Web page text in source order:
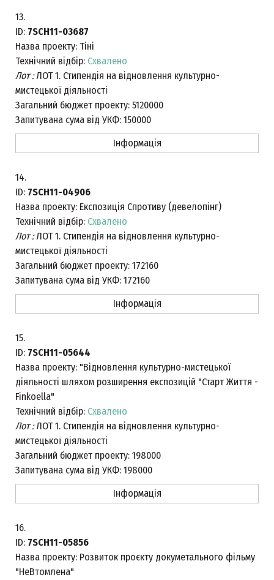
13.
ID: 7SCH11-03687
Назва проекту: Тіні
Технічний відбір: Схвалено
Лот :ЛОТ 1. Стипендія на відновлення культурно-
мистецької діяльності
Загальний бюджет проекту: 5120000
Запитувана сума від УКФ: 150000
Інформація
14.
ID: 7SCH11-04906
Назва проекту: Експозиція Спротиву (девелопінг)
Технічний відбір: Схвалено
Лот :ЛОТ 1. Стипендія на відновлення культурно-
мистецької діяльності
Загальний бюджет проекту: 172160
Запитувана сума від УКФ: 172160
Інформація
15.
ID: 7SCH11-05644
Назва проекту: "Відновлення культурно-мистецької
діяльності шляхом розширення експозицій "Старт Життя -
Finkoella"
Технічний відбір: Схвалено
Лот :ЛОТ 1. Стипендія на відновлення культурно-
мистецької діяльності
Загальний бюджет проекту: 198000
Запитувана сума від УКФ: 198000
Інформація
16.
ID: 7SCH11-05856
Назва проекту: Розвиток проєкту докуметального фільму
"НеВтомлена"